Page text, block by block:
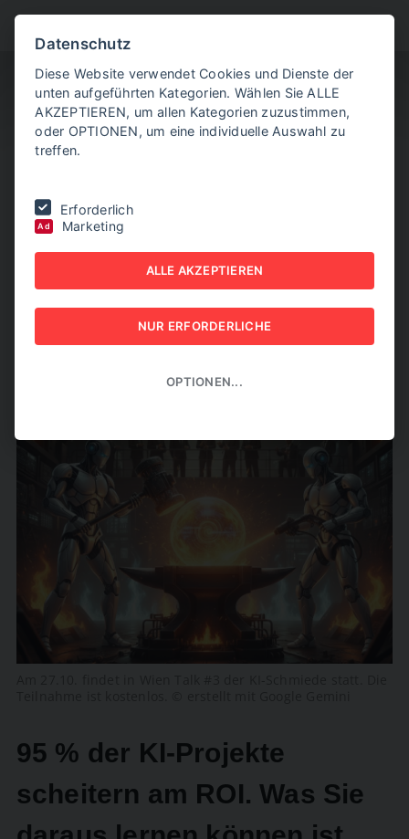
KI-SCHMIEDE TALK #3: KI-
STRATEGIE MIT ROI-
15. SEPTEMBER 2025
95 % der KI-Projekte
scheitern am ROI. Was Sie
Datenschutz
Diese Website verwendet Cookies und Dienste der
unten aufgeführten Kategorien. Wählen Sie ALLE
AKZEPTIEREN, um allen Kategorien zuzustimmen,
oder OPTIONEN, um eine individuelle Auswahl zu
treffen.
Erforderlich
Ad Marketing
ALLE AKZEPTIEREN
NUR ERFORDERLICHE
OPTIONEN...